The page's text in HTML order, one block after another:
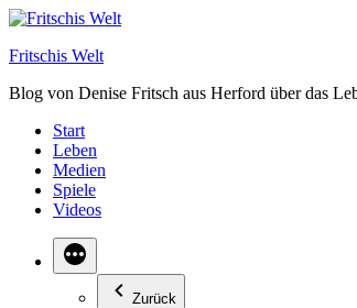
Zum
springen
Fritschis Welt
Blog von Denise Fritsch aus Herford über das
Start
Leben
Medien
Spiele
Videos
Zurück